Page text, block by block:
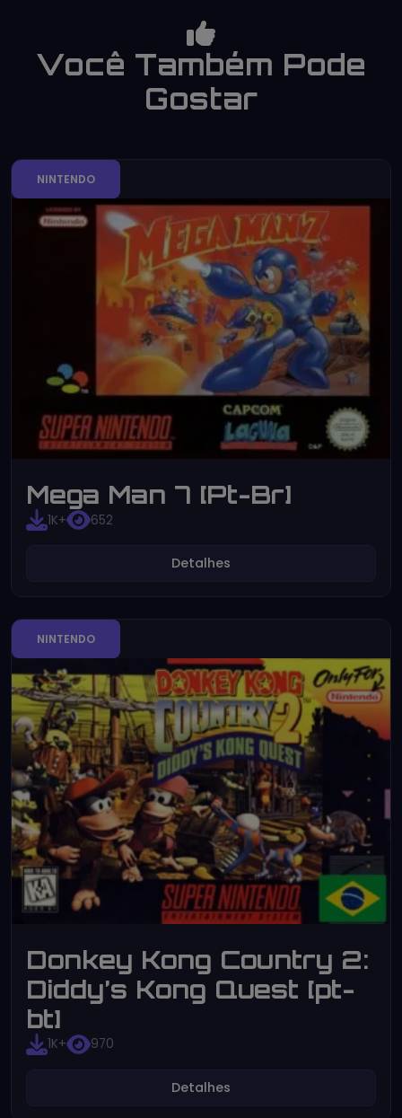
Você Também Pode
Gostar
NINTENDO
Mega Man 7 [Pt-Br]
1K+ 652
Detalhes
NINTENDO
Donkey Kong Country 2:
Diddy’s Kong Quest [pt-
bt]
1K+ 970
Detalhes